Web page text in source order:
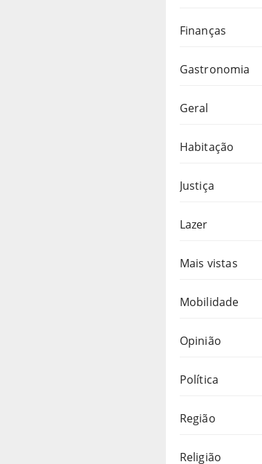
Finanças
Gastronomia
Geral
Habitação
Justiça
Lazer
Mais vistas
Mobilidade
Opinião
Política
Região
Religião